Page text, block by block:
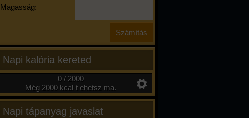
Magasság:
Napi kalória kereted
0 / 2000
Még 2000 kcal-t ehetsz ma.
Napi tápanyag javaslat